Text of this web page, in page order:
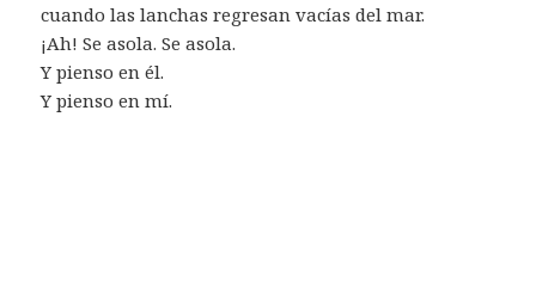
cuando las lanchas regresan vacías del mar.
¡Ah! Se asola. Se asola.
Y pienso en él.
Y pienso en mí.